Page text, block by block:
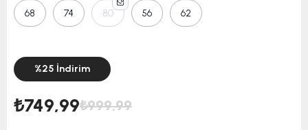
68 74 80 56 62
%25 İndirim
₺999,99
₺749,99